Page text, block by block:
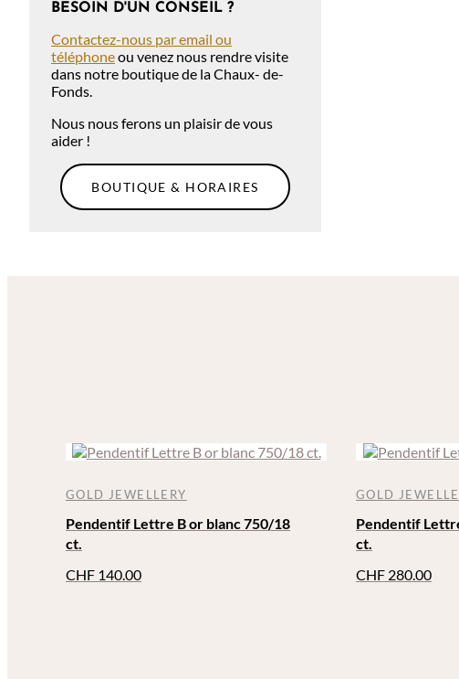
BESOIN D'UN CONSEIL ?
Contactez-nous par email ou
téléphoneou venez nous rendre visite
dans notre boutique de la Chaux- de-
Fonds.
Nous nous ferons un plaisir de vous
aider !
BOUTIQUE & HORAIRES
Pendentif Lettre B or blanc 750/18
ct.
GOLD JEWELLERY
CHF 140.00
Pendentif
ct.
GOLD
CHF 280.00